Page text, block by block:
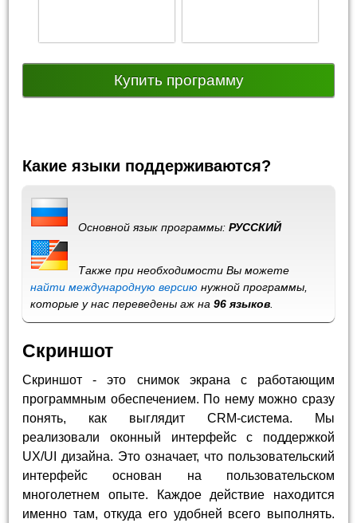
Купить программу
Какие языки поддерживаются?
Основной язык программы:РУССКИЙ
Также при необходимости Вы можете
найти международную версию нужной программы,
которые у нас переведены аж на96 языков
Скриншот
Скриншот - это снимок экрана с работающим
программным обеспечением. По нему можно сразу
понять, как выглядит CRM-система. Мы
реализовали оконный интерфейс с поддержкой
UX/UI дизайна. Это означает, что пользовательский
интерфейс основан на пользовательском
многолетнем опыте. Каждое действие находится
именно там, откуда его удобней всего выполнять.